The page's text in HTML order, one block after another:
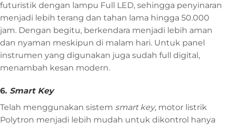
futuristik dengan lampu Full LED, sehingga penyinaran
menjadi lebih terang dan tahan lama hingga 50.000
jam. Dengan begitu, berkendara menjadi lebih aman
dan nyaman meskipun di malam hari. Untuk panel
instrumen yang digunakan juga sudah full digital,
menambah kesan modern.
6. Smart Key
Telah menggunakan sistem smart key, motor listrik
Polytron menjadi lebih mudah untuk dikontrol hanya